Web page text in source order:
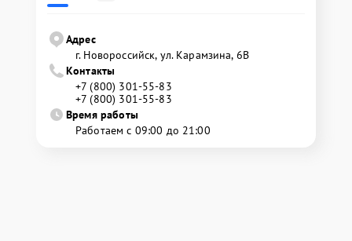
Адрес
г. Новороссийск, ул. Карамзина, 6В
Контакты
+7 (800) 301-55-83
+7 (800) 301-55-83
Время работы
Работаем с 09:00 до 21:00